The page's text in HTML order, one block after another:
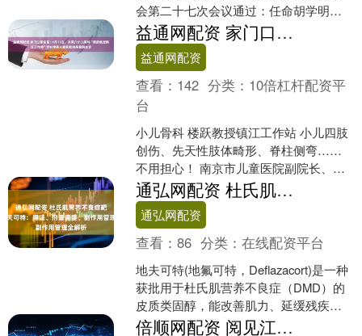
会第二十七次会议通过：任命胡学明为
天津市副市长。 胡学明，1972年1月生，
山东菏泽人....
益通网配资 家门口看名医 | 4月11日，本周六小儿骨科“楼跃教授镇江工作站”学科带头人楼跃教授来我院坐诊
益通网配资
查看： 142 分类： 10倍杠杆配资平
台
小儿骨科 楼跃教授镇江工作站 小儿四肢
创伤、先天性肢体畸形、脊柱侧弯……
不用担心！ 南京市儿童医院副院长、著
名小儿骨科专家楼跃教授带领他的团队
在我院开设小儿骨....
通弘网配资 杜氏肌营养不良症靶向药地夫可特：用法、剂量调整、副作用管理全解析
通弘网配资
查看：86 分类：在线配资平台
地夫可特(地氟可特，Deflazacort)是一种
获批用于杜氏肌营养不良症（DMD）的
皮质类固醇，能改善肌力、延缓残疾进
展。长期使用需警惕生长抑制、免疫抑
倍顺网配资 阅见江汉 | 春季“长高黄金期”，科学助长小技巧请查收！